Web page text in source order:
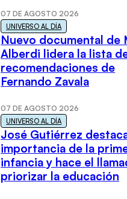
07 DE AGOSTO 2026
UNIVERSO AL DÍA
Nuevo documental de
Alberdi lidera la lista
recomendaciones de
Fernando Zavala
07 DE AGOSTO 2026
UNIVERSO AL DÍA
José Gutiérrez
importancia de la
infancia y hace el
priorizar la educación